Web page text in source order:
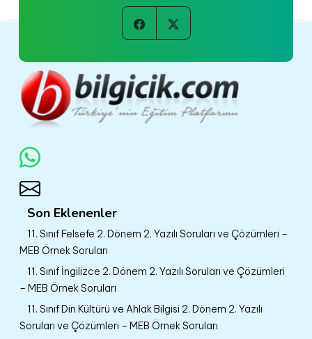
Son Eklenenler
11. Sınıf Felsefe 2. Dönem 2. Yazılı Soruları ve Çözümleri –
MEB Örnek Soruları
11. Sınıf İngilizce 2. Dönem 2. Yazılı Soruları ve Çözümleri
– MEB Örnek Soruları
11. Sınıf Din Kültürü ve Ahlak Bilgisi 2. Dönem 2. Yazılı
Soruları ve Çözümleri – MEB Örnek Soruları